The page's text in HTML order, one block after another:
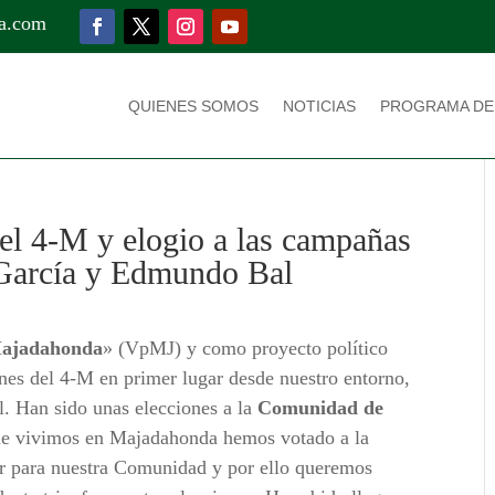
QUIENES SOMOS NOTICIAS PROGRAMA
4-M y elogio a las campañas
y Edmundo Bal
» (VpMJ) y como proyecto político
del 4-M en primer lugar desde nuestro entorno,
Han sido unas elecciones a la Comunidad de
vivimos en Majadahonda hemos votado a la
para nuestra Comunidad y por ello queremos